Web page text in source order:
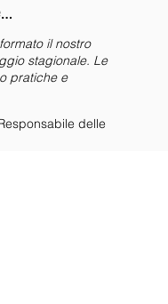
il nostro
stagionale. Le
pratiche e
delle